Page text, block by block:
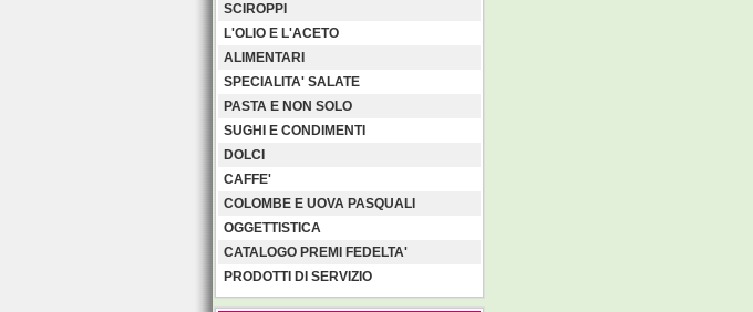
SCIROPPI
L'OLIO E L'ACETO
ALIMENTARI
SPECIALITA' SALATE
PASTA E NON SOLO
SUGHI E CONDIMENTI
DOLCI
CAFFE'
COLOMBE E UOVA PASQUALI
OGGETTISTICA
CATALOGO PREMI FEDELTA'
PRODOTTI DI SERVIZIO